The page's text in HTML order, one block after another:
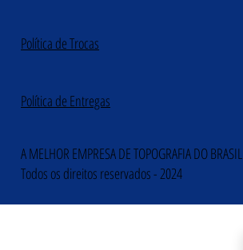
Política de Trocas
Política de Entregas
A MELHOR EMPRESA DE TOPOGRAFIA DO BRASIL
Todos os direitos reservados - 2024